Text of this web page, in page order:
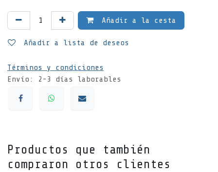
Añadir a la cesta
Añadir a lista de deseos
Términos y condiciones
Envío: 2-3 días laborables
Productos que también
compraron otros clientes